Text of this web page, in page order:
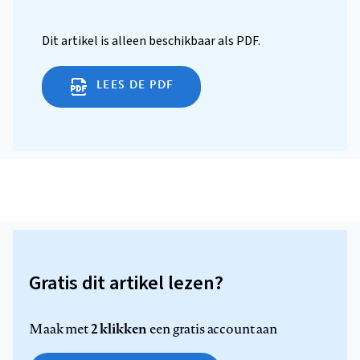
Dit artikel is alleen beschikbaar als PDF.
LEES DE PDF
Gratis dit artikel lezen?
Maak met2 klikkeneen gratis account aan